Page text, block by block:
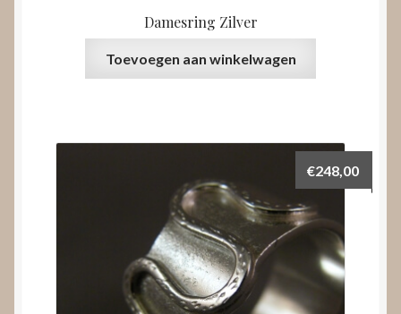
Damesring Zilver
Toevoegen aan winkelwagen
€248,00